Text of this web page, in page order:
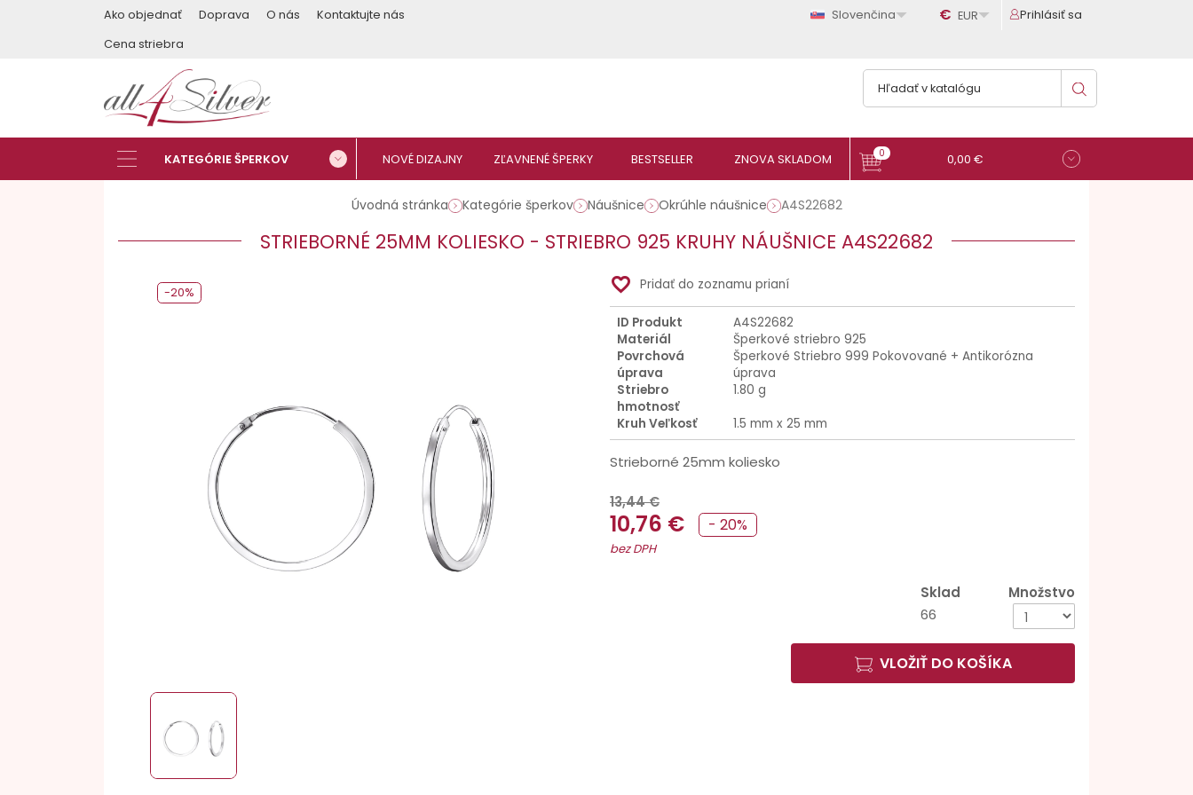
Ako objednať Doprava O nás
Kontaktujte nás
Cena striebra
Slovenčina € EUR Prihlásiť sa
0 0,00 €
Úvodná stránka Kategórie šperkov Náušnice Okrúhle náušnice A4S22682
STRIEBORNÉ 25MM KOLIESKO - STRIEBRO 925 KRUHY NÁUŠNICE A4S22682
-20% favorite_border Pridať do zoznamu prianí
ID Produkt
A4S22682
Materiál
Šperkové striebro 925
Povrchová
úprava
Šperkové Striebro 999 Pokovované + Antikorózna
úprava
Striebro
hmotnosť
1.80 g
Kruh Veľkosť
1.5 mm x 25 mm
Strieborné 25mm koliesko
13,44 €
10,76 € - 20%
bez DPH
Sklad
66
Množstvo
VLOŽIŤ DO KOŠÍKA